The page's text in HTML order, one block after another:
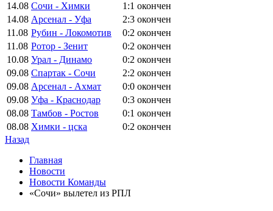
14.08 Сочи - Химки 1:1 окончен
14.08 Арсенал - Уфа 2:3 окончен
11.08 Рубин - Локомотив 0:2 окончен
11.08 Ротор - Зенит 0:2 окончен
10.08 Урал - Динамо 0:2 окончен
09.08 Спартак - Сочи 2:2 окончен
09.08 Арсенал - Ахмат 0:0 окончен
09.08 Уфа - Краснодар 0:3 окончен
08.08 Тамбов - Ростов 0:1 окончен
08.08 Химки - цска 0:2 окончен
Назад
Главная
Новости
Новости Команды
«Сочи» вылетел из РПЛ